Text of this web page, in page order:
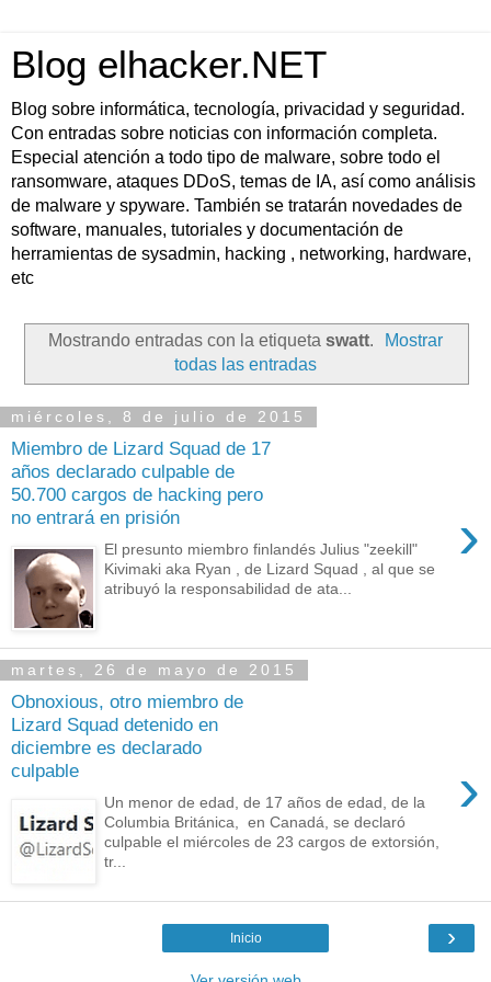
Blog elhacker.NET
Blog sobre informática, tecnología, privacidad y seguridad.
Con entradas sobre noticias con información completa.
Especial atención a todo tipo de malware, sobre todo el
ransomware, ataques DDoS, temas de IA, así como análisis
de malware y spyware. También se tratarán novedades de
software, manuales, tutoriales y documentación de
herramientas de sysadmin, hacking , networking, hardware,
etc
Mostrando entradas con la etiqueta swatt.
Mostrar
todas las entradas
miércoles, 8 de julio de 2015
Miembro de Lizard Squad de 17
años declarado culpable de
50.700 cargos de hacking pero
no entrará en prisión
›
El presunto miembro finlandés Julius "zeekill"
Kivimaki aka Ryan , de Lizard Squad , al que se
atribuyó la responsabilidad de ata...
martes, 26 de mayo de 2015
Obnoxious, otro miembro de
Lizard Squad detenido en
diciembre es declarado
culpable
›
Un menor de edad, de 17 años de edad, de la
Columbia Británica, en Canadá, se declaró
culpable el miércoles de 23 cargos de extorsión,
tr...
›
Inicio